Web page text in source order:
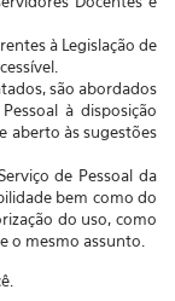
à Legislação de
são abordados
à disposição
aberto às sugestões
de Pessoal da
bem como do
do uso, como
o mesmo assunto.